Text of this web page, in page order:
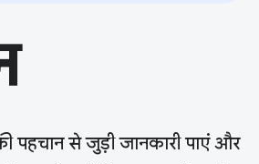
पहचान से जुड़ी जानकारी पाएं और